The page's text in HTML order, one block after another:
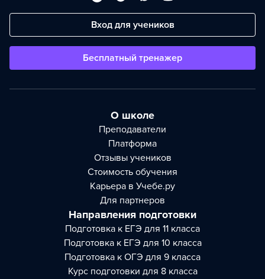
Вход для учеников
Бесплатный тренажер
О школе
Преподаватели
Платформа
Отзывы учеников
Стоимость обучения
Карьера в Учебе.ру
Для партнеров
Направления подготовки
Подготовка к ЕГЭ для 11 класса
Подготовка к ЕГЭ для 10 класса
Подготовка к ОГЭ для 9 класса
Курс подготовки для 8 класса